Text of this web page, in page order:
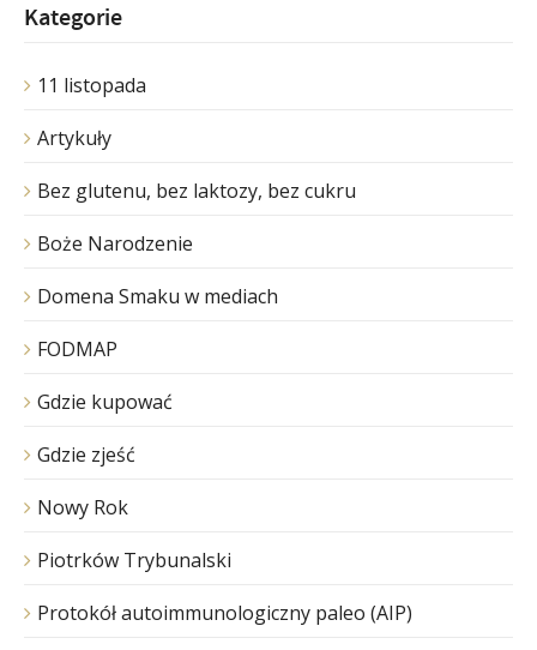
Kategorie
11 listopada
Artykuły
Bez glutenu, bez laktozy, bez cukru
Boże Narodzenie
Domena Smaku w mediach
FODMAP
Gdzie kupować
Gdzie zjeść
Nowy Rok
Piotrków Trybunalski
Protokół autoimmunologiczny paleo (AIP)